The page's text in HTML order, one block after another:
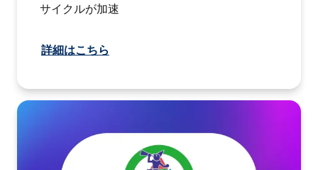
サイクルが加速
詳細はこちら